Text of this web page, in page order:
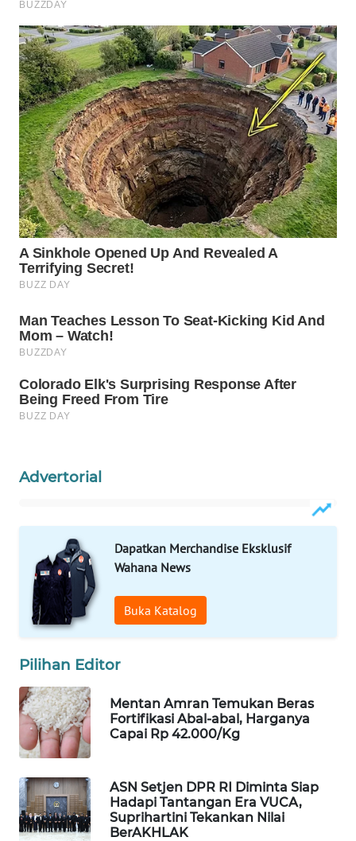
Advertorial
Dapatkan Merchandise Eksklusif
Wahana News
Buka Katalog
Pilihan Editor
Mentan Amran Temukan Beras
Fortifikasi Abal-abal, Harganya
Capai Rp 42.000/Kg
ASN Setjen DPR RI Diminta Siap
Hadapi Tantangan Era VUCA,
Suprihartini Tekankan Nilai
BerAKHLAK
WN
PRIANGAN
TIMUR
WN
SEMARANG
WN
SOLO
WN
BOROBUDUR
WN
MADURA
WN
SURABAYA
WN
NATUNA
WN
LIKUPANG
WN
LABUANBAJO
WN
BORNEO
Wahana
Media
Group
WAHANA
NEWS